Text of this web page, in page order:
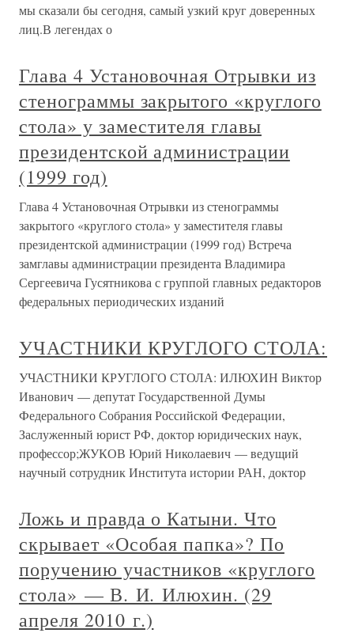
мы сказали бы сегодня, самый узкий круг доверенных
лиц.В легендах о
Глава 4 Установочная Отрывки из
стенограммы закрытого «круглого
стола» у заместителя главы
президентской администрации
(1999 год)
Глава 4 Установочная Отрывки из стенограммы
закрытого «круглого стола» у заместителя главы
президентской администрации (1999 год) Встреча
замглавы администрации президента Владимира
Сергеевича Гусятникова с группой главных редакторов
федеральных периодических изданий
УЧАСТНИКИ КРУГЛОГО СТОЛА:
УЧАСТНИКИ КРУГЛОГО СТОЛА: ИЛЮХИН Виктор
Иванович — депутат Государственной Думы
Федерального Собрания Российской Федерации,
Заслуженный юрист РФ, доктор юридических наук,
профессор;ЖУКОВ Юрий Николаевич — ведущий
научный сотрудник Института истории РАН, доктор
Ложь и правда о Катыни. Что
скрывает «Особая папка»? По
поручению участников «круглого
стола» — В. И. Илюхин. (29
апреля 2010 г.)